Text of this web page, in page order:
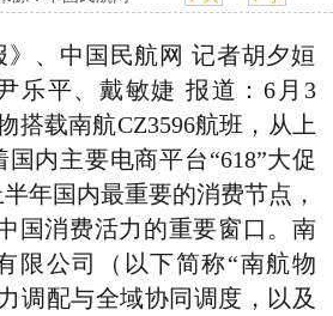
》、中国民航网 记者胡夕姮
乐平、戴敏婕 报道： 6月3
搭载南航CZ3596航班，从上
国内主要电商平台“618”大促
年国内最重要的消费节点，
国消费活力的重要窗口。南
限公司（以下简称“南航物
调配与全域协同调度，以及